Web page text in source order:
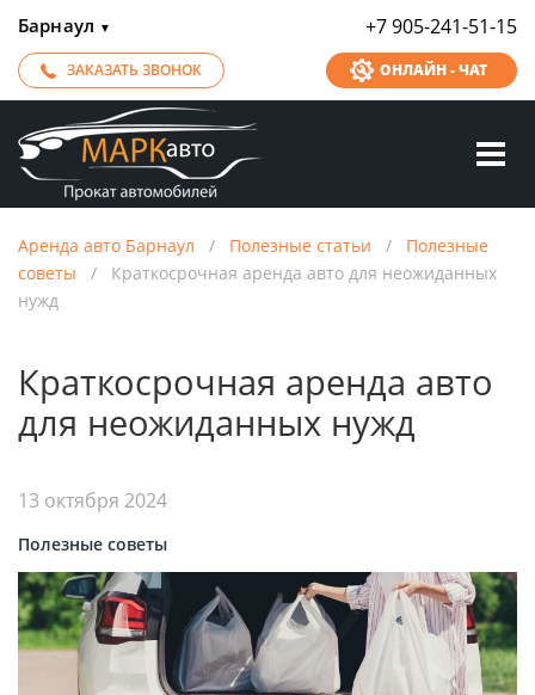
Барнаул ▼ +7 905-241-51-15
ЗАКАЗАТЬ ЗВОНОК ОНЛАЙН - ЧАТ
Аренда авто Барнаул / Полезные статьи / Полезные
советы / Краткосрочная аренда авто для неожиданных
нужд
Краткосрочная аренда авто
для неожиданных нужд
13 октября 2024
Полезные советы